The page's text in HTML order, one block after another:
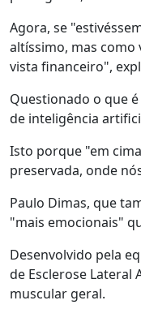
Agora, se
altíssimo, mas
vista financeiro",
Questionado o que
de inteligência
Isto porque "em
preservada, onde
Paulo Dimas, que
"mais emocionais"
Desenvolvido pela
de Esclerose Lateral
muscular geral.